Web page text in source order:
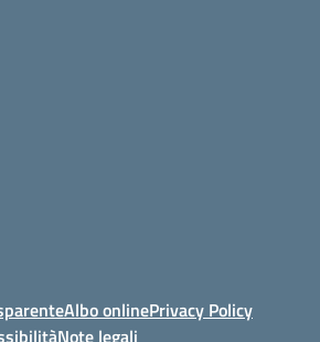
Albo onlinePrivacy Policy
Note legali